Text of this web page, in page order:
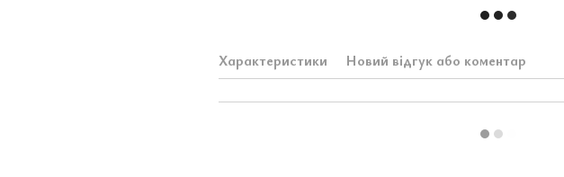
Характеристики Новий відгук або коментар